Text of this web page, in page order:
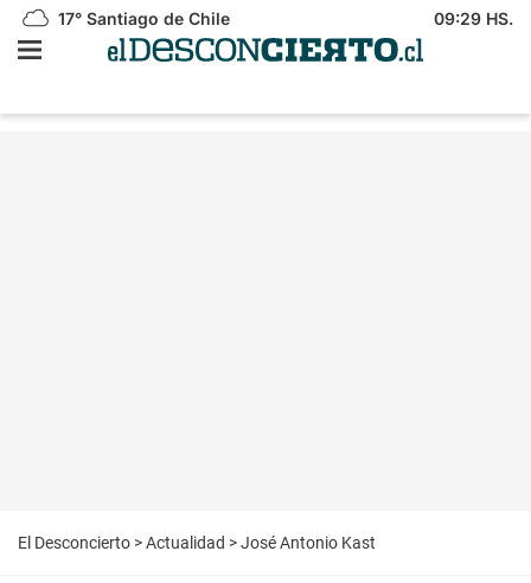
17° Santiago de Chile 09:29 HS.
El Desconcierto >Actualidad >José Antonio Kast